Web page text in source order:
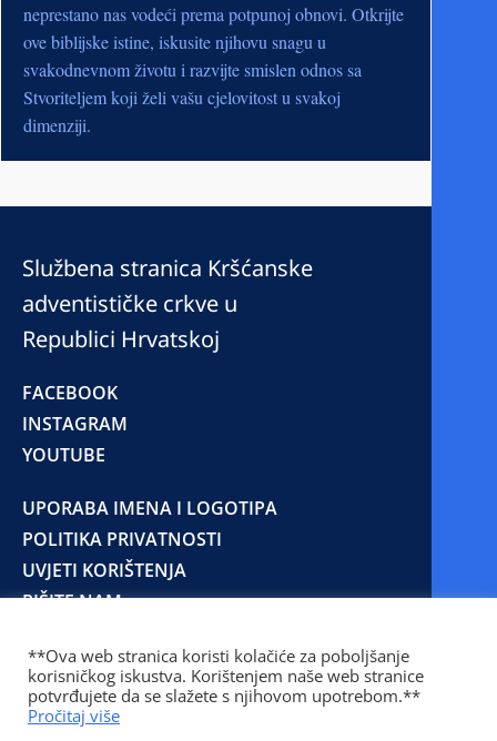
neprestano nas vodeći prema potpunoj obnovi. Otkrijte
ove biblijske istine, iskusite njihovu snagu u
svakodnevnom životu i razvijte smislen odnos sa
Stvoriteljem koji želi vašu cjelovitost u svakoj
dimenziji.
Službena stranica Kršćanske
adventističke crkve u
Republici Hrvatskoj
FACEBOOK
INSTAGRAM
YOUTUBE
UPORABA IMENA I LOGOTIPA
POLITIKA PRIVATNOSTI
UVJETI KORIŠTENJA
PIŠITE NAM
© 2025 Copyright © 2023 Kršćanska adventistička
crkva u Republici Hrvatskoj
Prilaz Gjure Deželića 77 Zagreb 10000 Hrvatska 01
**Ova web stranica koristi kolačiće za poboljšanje
korisničkog iskustva. Korištenjem naše web stranice
potvrđujete da se slažete s njihovom upotrebom.**
Pročitaj više